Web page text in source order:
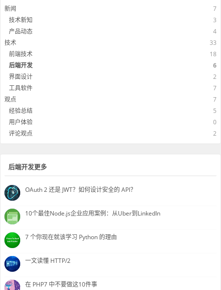
新闻
7
技术新知
3
产品动态
4
技术
33
前端技术
18
后端开发
6
界面设计
2
工具软件
7
观点
7
经验总结
5
用户体验
0
评论观点
2
后端开发更多
OAuth 2 还是 JWT？如何设计安全的 API？
10个最佳Node.js企业应用案例：从Uber到LinkedIn
7 个你现在就该学习 Python 的理由
一文读懂 HTTP/2
在 PHP7 中不要做这10件事